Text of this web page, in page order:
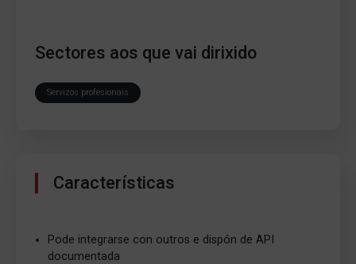
Sectores aos que vai dirixido
Servizos profesionais
Características
Pode integrarse con outros e dispón de API
documentada